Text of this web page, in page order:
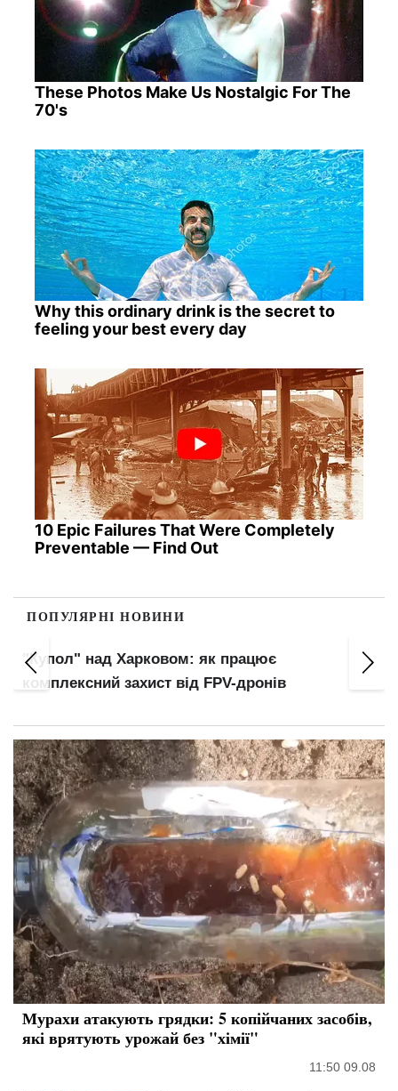
These Photos Make Us Nostalgic For The
70's
Why this ordinary drink is the secret to
feeling your best every day
10 Epic Failures That Were Completely
Preventable — Find Out
ПОПУЛЯРНІ НОВИНИ
Оплата комуналки в "Ощадбанку": можна
залишитися без грошей і з боргами
Мурахи атакують грядки: 5 копійчаних засобів,
які врятують урожай без "хімії"
11:50 09.08